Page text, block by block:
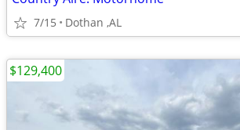
7/15 Dothan ,AL
$129,400